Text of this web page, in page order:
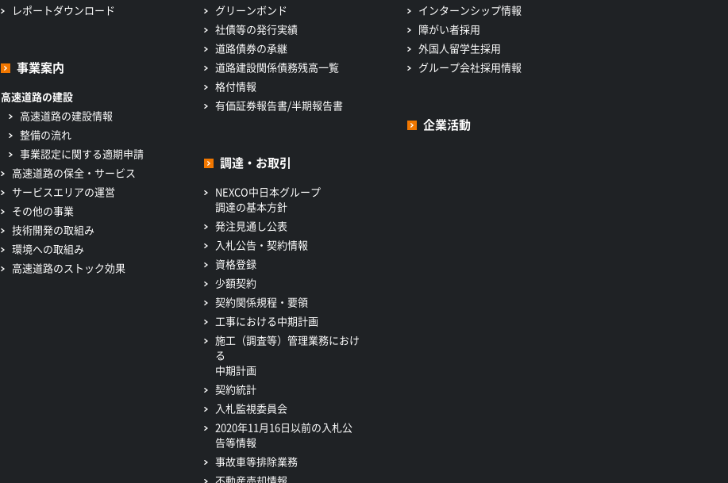
レポートダウンロード
事業案内
高速道路の建設
高速道路の建設情報
整備の流れ
事業認定に関する適期申請
高速道路の保全・サービス
サービスエリアの運営
その他の事業
技術開発の取組み
環境への取組み
高速道路のストック効果
グリーンボンド
社債等の発行実績
道路債券の承継
道路建設関係債務残高一覧
格付情報
有価証券報告書/半期報告書
調達・お取引
NEXCO中日本グループ
調達の基本方針
発注見通し公表
入札公告・契約情報
資格登録
少額契約
契約関係規程・要領
工事における中期計画
施工（調査等）管理業務におけ
る
中期計画
契約統計
入札監視委員会
2020年11月16日以前の入札公
告等情報
事故車等排除業務
インターンシップ情報
障がい者採用
外国人留学生採用
グループ会社採用情報
企業活動